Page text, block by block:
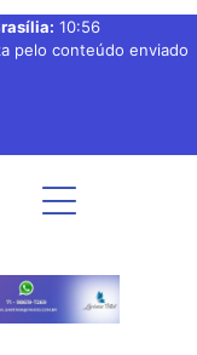
10:56
pelo conteúdo enviado